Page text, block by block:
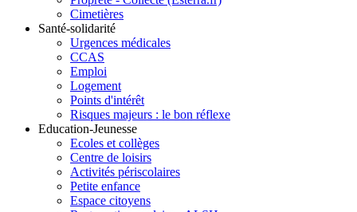
Cimetières
Santé-solidarité
Urgences médicales
CCAS
Emploi
Logement
Points d'intérêt
Risques majeurs : le bon réflexe
Education-Jeunesse
Ecoles et collèges
Centre de loisirs
Activités périscolaires
Petite enfance
Espace citoyens